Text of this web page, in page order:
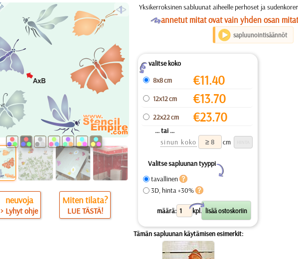
a
neuvoja
> Lyhyt ohje
Miten tilata?
LUE TÄSTÄ!
Yksikerroksinen sabluunat aiheelle perhoset ja
Oannetut mitat ovat vain yhden osan
sapluunointisäännöt
Zvalitse koko
8x8 cm
€11.40
12x12 cm €13.70
22x22 cm €23.70
... tai ...
sinun koko
cm
Valitse sapluunan tyyppi
Y
tavallinen
3D, hinta +30%
määrä: kpl.
X
Tämän sapluunan käytämisen esimerkit: